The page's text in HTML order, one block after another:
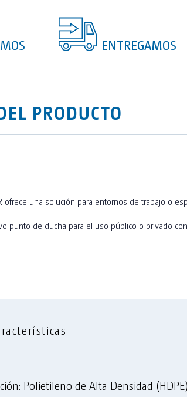
ENTREGAMOS
PRODUCTO
ofrece una solución para entornos de trabajo o
punto de ducha para el uso público o privado
Polietileno de Alta Densidad
de patines para transporte con
para elevación y transporte con